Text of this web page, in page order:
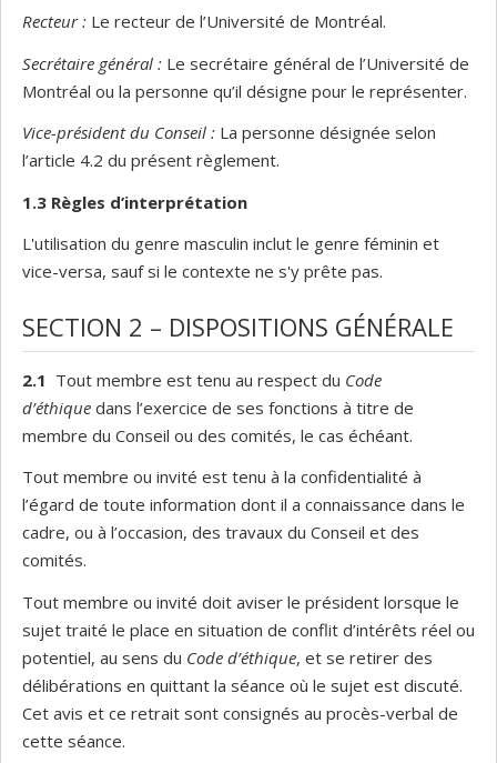
Recteur : Le recteur de l’Université de Montréal.
Secrétaire général : Le secrétaire général de l’Université de
Montréal ou la personne qu’il désigne pour le représenter.
Vice-président du Conseil : La personne désignée selon
l’article 4.2 du présent règlement.
1.3 Règles d’interprétation
L'utilisation du genre masculin inclut le genre féminin et
vice-versa, sauf si le contexte ne s'y prête pas.
SECTION 2 – DISPOSITIONS GÉNÉRALE
2.1 Tout membre est tenu au respect du Code
d’éthique dans l’exercice de ses fonctions à titre de
membre du Conseil ou des comités, le cas échéant.
Tout membre ou invité est tenu à la confidentialité à
l’égard de toute information dont il a connaissance dans le
cadre, ou à l’occasion, des travaux du Conseil et des
comités.
Tout membre ou invité doit aviser le président lorsque le
sujet traité le place en situation de conflit d’intérêts réel ou
potentiel, au sens du Code d’éthique, et se retirer des
délibérations en quittant la séance où le sujet est discuté.
Cet avis et ce retrait sont consignés au procès-verbal de
cette séance.